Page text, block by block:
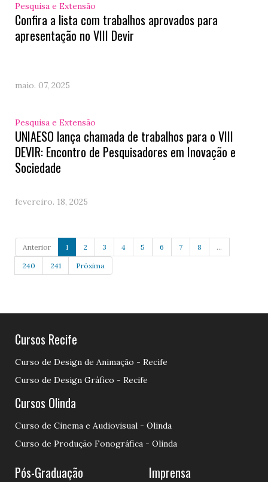
Pesquisa e Extensão
Confira a lista com trabalhos aprovados para
apresentação no VIII Devir
maio. 07, 2025
Pesquisa e Extensão
UNIAESO lança chamada de trabalhos para o VIII
DEVIR: Encontro de Pesquisadores em Inovação e
Sociedade
fevereiro. 18, 2025
Anterior 1 2 3 4 5 6 7 8 ...
240 241 Próxima
Cursos Recife
Curso de Design de Animação - Recife
Curso de Design Gráfico - Recife
Cursos Olinda
Curso de Cinema e Audiovisual - Olinda
Curso de Produção Fonográfica - Olinda
Pós-Graduação Imprensa